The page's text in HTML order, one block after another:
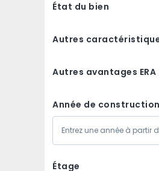
État du bien
Autres
Autres avantages ERA
Année de construction
Étage